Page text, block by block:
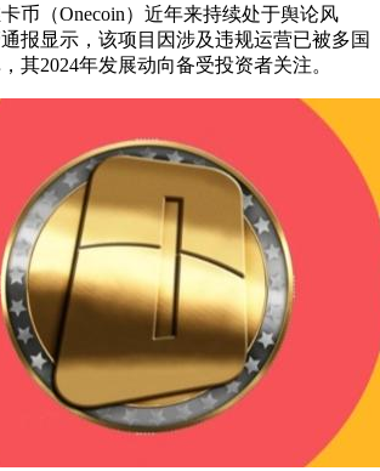
币（Onecoin）近年来持续处于舆论风
报显示，该项目因涉及违规运营已被多国
其2024年发展动向备受投资者关注。